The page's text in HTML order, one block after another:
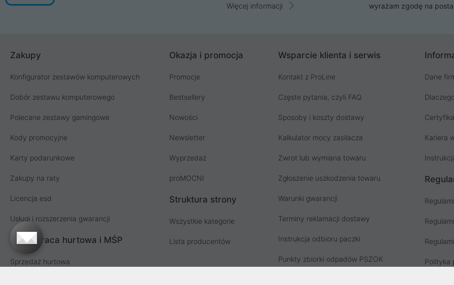
Więcej informacji
wyrażam zgodę na
Zakupy
Konfigurator zestawów komputerowych
Dobór zestawu komputerowego
Polecane zestawy gamingowe
Kody promocyjne
Karty podarunkowe
Zakupy na raty
Licencja esd
Usługi i rozszerzenia gwarancji
Współpraca hurtowa i MŚP
Sprzedaż hurtowa
Okazja i promocja
Promocje
Bestsellery
Nowości
Newsletter
Wyprzedaż
proMOCNI
Struktura strony
Wszystkie kategorie
Lista producentów
Wsparcie klienta i serwis
Kontakt z ProLine
Częste pytania, czyli FAQ
Sposoby i koszty dostawy
Kalkulator mocy zasilacza
Zwrot lub wymiana towaru
Zgłoszenie uszkodzenia towaru
Warunki gwarancji
Terminy reklamacji dostawy
Instrukcja odbioru paczki
Punkty zbiorki odpadów PSZOK
Dane
Kariera
Polityka